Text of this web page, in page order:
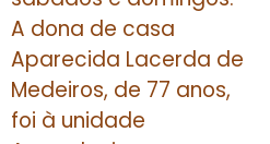
A dona de casa
Aparecida Lacerda de
Medeiros, de 77 anos,
foi à unidade